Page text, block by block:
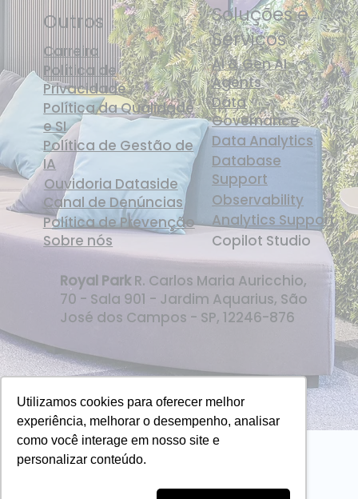
Utilizamos cookies para oferecer melhor
experiência, melhorar o desempenho, analisar
como você interage em nosso site e
personalizar conteúdo.
Soluções e
Serviços
AI & Gen AI
Agents
Data
Governance
Data Analytics
Database
Support
Observability
Analytics Support
Copilot Studio
Royal ParkR. Carlos Maria Auricchio,
70 - Sala 901 - Jardim Aquarius, São
José dos Campos - SP, 12246-876
Outros
Carreira
Política de
Privacidade
Política da Qualidade
e SI
Política de Gestão de
IA
Ouvidoria Dataside
Canal de Denúncias
Política de Prevenção
Sobre nós